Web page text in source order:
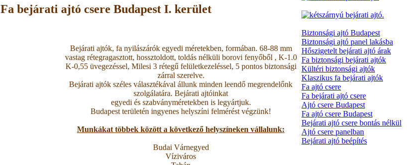
Fa bejárati ajtó csere Budapest I. kerület
Bejárati ajtók, fa nyilászárók egyedi méretekben, formában. 68-88 mm
vastag rétegragasztott, hossztoldott, toldás nélküli borovi fenyőből , K-1.0
K-0,55 üvegezéssel, Milesi 3 rétegű felületkezeléssel, 5 pontos biztonsági
zárral szerelve.
Bejárati ajtók széles választékával állunk minden leendő megrendelőnk
szolgálatára. Bejárati ajtóinkat
egyedi és szabványméretekben is legyártjuk.
Budapest területén ingyenes helyszíni felmérést végzünk!
Munkákat többek között a következő helyszíneken vállalunk:
Budai Várnegyed
Víziváros
Biztonsági ajtó Budapest
Biztonsági ajtó panel lakásba
Hőszigetelt bejárati ajtó árak
Fa biztonsági bejárati ajtók
Kültéri biztonsági ajtók
Klaszikus fa bejárati ajtók
Fa ajtó csere
Fa bejárati ajtó csere
Ajtó csere Budapest
Fa ajtó csere Budapest
Bejárati ajtó csere bontás nélkül
Ajtó csere panelban
Bejárati ajtó beépítés